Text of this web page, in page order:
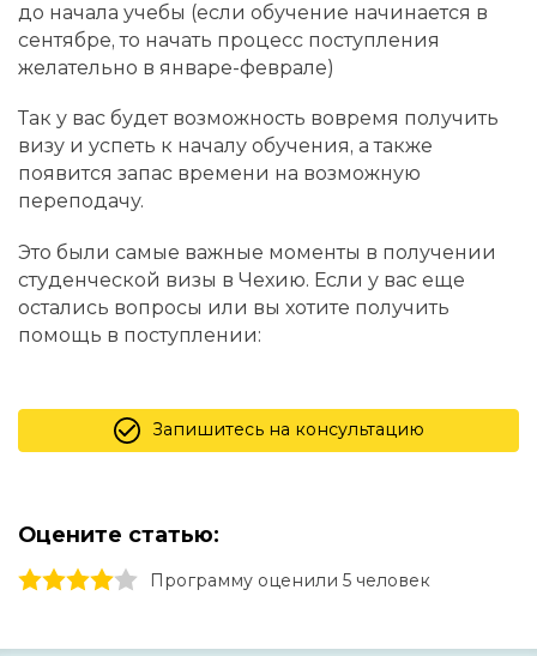
до начала учебы (если обучение начинается в
сентябре, то начать процесс поступления
желательно в январе-феврале)
Так у вас будет возможность вовремя получить
визу и успеть к началу обучения, а также
появится запас времени на возможную
переподачу.
Это были самые важные моменты в получении
студенческой визы в Чехию. Если у вас еще
остались вопросы или вы хотите получить
помощь в поступлении:
Запишитесь на консультацию
Оцените статью:
5 stars
4 stars
3 stars
2 stars
1 stars Программу оценили 5 человек